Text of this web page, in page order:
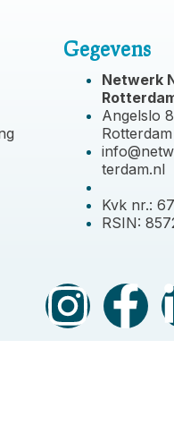
Gegevens
Netwerk
Angelslo
Rotterdam
terdam.nl
Kvk nr.:
RSIN: